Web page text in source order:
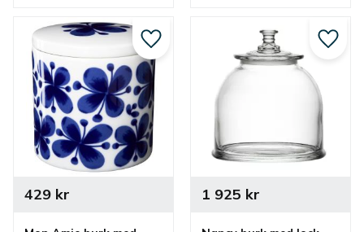
429kr
Lägg till i favoriter
1 925 kr
Lägg